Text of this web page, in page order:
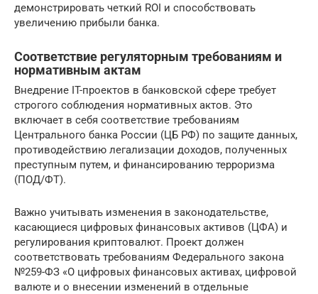
демонстрировать четкий ROI и способствовать
увеличению прибыли банка.
Соответствие регуляторным требованиям и
нормативным актам
Внедрение IT-проектов в банковской сфере требует
строгого соблюдения нормативных актов. Это
включает в себя соответствие требованиям
Центрального банка России (ЦБ РФ) по защите данных,
противодействию легализации доходов, полученных
преступным путем, и финансированию терроризма
(ПОД/ФТ).
Важно учитывать изменения в законодательстве,
касающиеся цифровых финансовых активов (ЦФА) и
регулирования криптовалют. Проект должен
соответствовать требованиям Федерального закона
№259-ФЗ «О цифровых финансовых активах, цифровой
валюте и о внесении изменений в отдельные